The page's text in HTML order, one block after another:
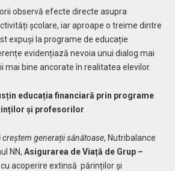
observă efecte directe asupra
școlare, iar aproape o treime dintre
expuși la programe de educație
evidențiază nevoia unui dialog mai
mai bine ancorate în realitatea elevilor.
educația financiară prin programe
și profesorilor
creștem generații sănătoase, Nutribalance
NN, Asigurarea de Viață de Grup –
acoperire extinsă părinților și